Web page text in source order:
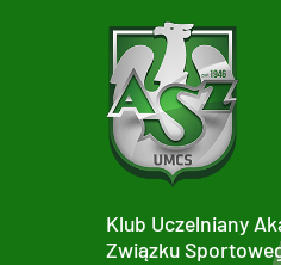
Klub Uczelniany
Związku